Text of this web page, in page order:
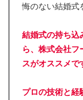
悔のない結婚式
結婚式の持ち込
ら、株式会社フ
スがオススメで
プロの技術と経